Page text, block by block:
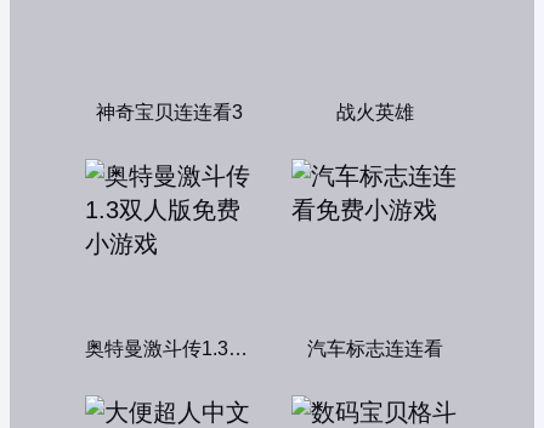
神奇宝贝连连看3 战火英雄
奥特曼激斗传1.3双人版 汽车标志连连看